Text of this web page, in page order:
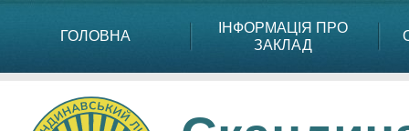
ГОЛОВНА
ІНФОРМАЦІЯ ПРО
ЗАКЛАД